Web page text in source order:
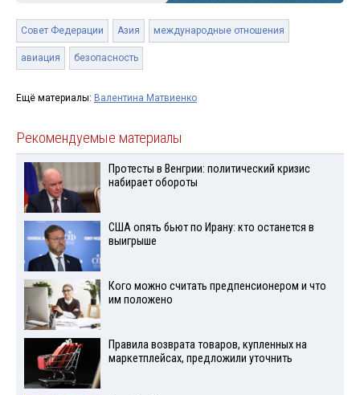
Совет Федерации Азия международные отношения
авиация безопасность
Ещё материалы: Валентина Матвиенко
Рекомендуемые материалы
Протесты в Венгрии: политический кризис
набирает обороты
США опять бьют по Ирану: кто останется в
выигрыше
Кого можно считать предпенсионером и что
им положено
Правила возврата товаров, купленных на
маркетплейсах, предложили уточнить